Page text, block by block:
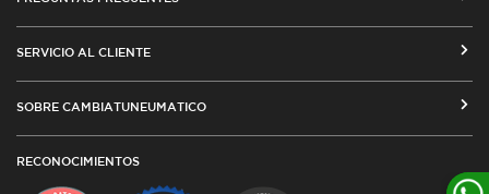
MEDIOS DE PAGO
RED DE TALLERES ASOCIADOS
SERVICIO AL CLIENTE
CAMBIO DE DIRECCIÓN
SOBRE CAMBIATUNEUMATICO
TESTIMONIOS
RECONOCIMIENTOS